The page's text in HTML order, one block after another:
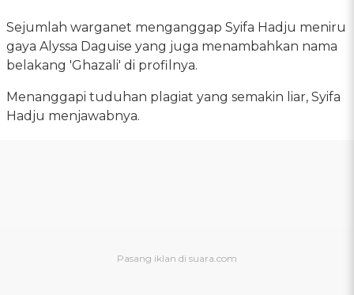
Sejumlah warganet menganggap Syifa Hadju meniru
gaya Alyssa Daguise yang juga menambahkan nama
belakang 'Ghazali' di profilnya.
Menanggapi tuduhan plagiat yang semakin liar, Syifa
Hadju menjawabnya.